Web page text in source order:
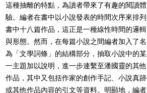
這種抽離的特點，為讀者帶來了有趣的閱讀體
驗。編者在書中以小說發表的時間次序來排列
書中十八篇作品，這正是一種線性時間的邏輯
與形態。然而，在每篇小說之間編者加入了名
為「文學詞條」的結構部分，抽取小說中的某
一主題加以說明，進一步連繫至潘國靈的其他
作品，其中又包括作家的創作手記、小說真跡
或其他作品內容的引文等資料。明顯地，編者